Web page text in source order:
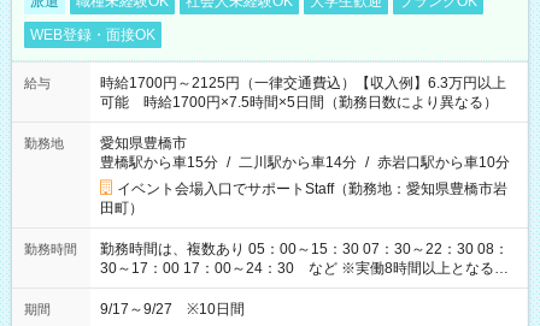
WEB登録・面接OK
給与
時給1700円～2125円（一律交通費込）【収入例】6.3万円以上
可能 時給1700円×7.5時間×5日間（勤務日数により異なる）
勤務地
愛知県豊橋市
豊橋駅から車15分 / 二川駅から車14分 / 赤岩口駅から車10分
イベント会場入口でサポートStaff（勤務地：愛知県豊橋市岩
田町）
勤務時間
勤務時間は、複数あり 05：00～15：30 07：30～22：30 08：
30～17：00 17：00～24：30 など ※実働8時間以上となる勤
務もあります。 【休憩】60分+他休憩あり 交替で取得します。
安全面に配慮しこまめな休憩があります。
期間 9/17～9/27 ※10日間